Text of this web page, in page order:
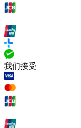
我们接受